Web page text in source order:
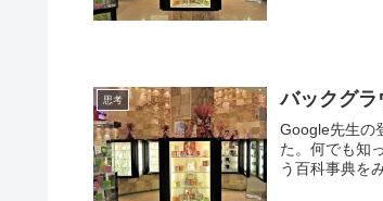
思考 バックグラ
Google先生の
た。何でも知
う百科事典を